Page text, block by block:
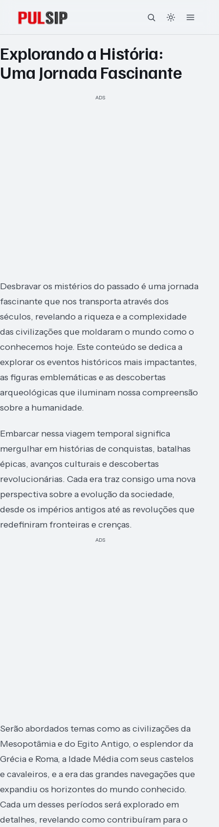
Explorando a História:
Uma Jornada Fascinante
ADS
Desbravar os mistérios do passado é uma jornada
fascinante que nos transporta através dos
séculos, revelando a riqueza e a complexidade
das civilizações que moldaram o mundo como o
conhecemos hoje. Este conteúdo se dedica a
explorar os eventos históricos mais impactantes,
as figuras emblemáticas e as descobertas
arqueológicas que iluminam nossa compreensão
sobre a humanidade.
Embarcar nessa viagem temporal significa
mergulhar em histórias de conquistas, batalhas
épicas, avanços culturais e descobertas
revolucionárias. Cada era traz consigo uma nova
perspectiva sobre a evolução da sociedade,
desde os impérios antigos até as revoluções que
redefiniram fronteiras e crenças.
ADS
Serão abordados temas como as civilizações da
Mesopotâmia e do Egito Antigo, o esplendor da
Grécia e Roma, a Idade Média com seus castelos
e cavaleiros, e a era das grandes navegações que
expandiu os horizontes do mundo conhecido.
Cada um desses períodos será explorado em
detalhes, revelando como contribuíram para o